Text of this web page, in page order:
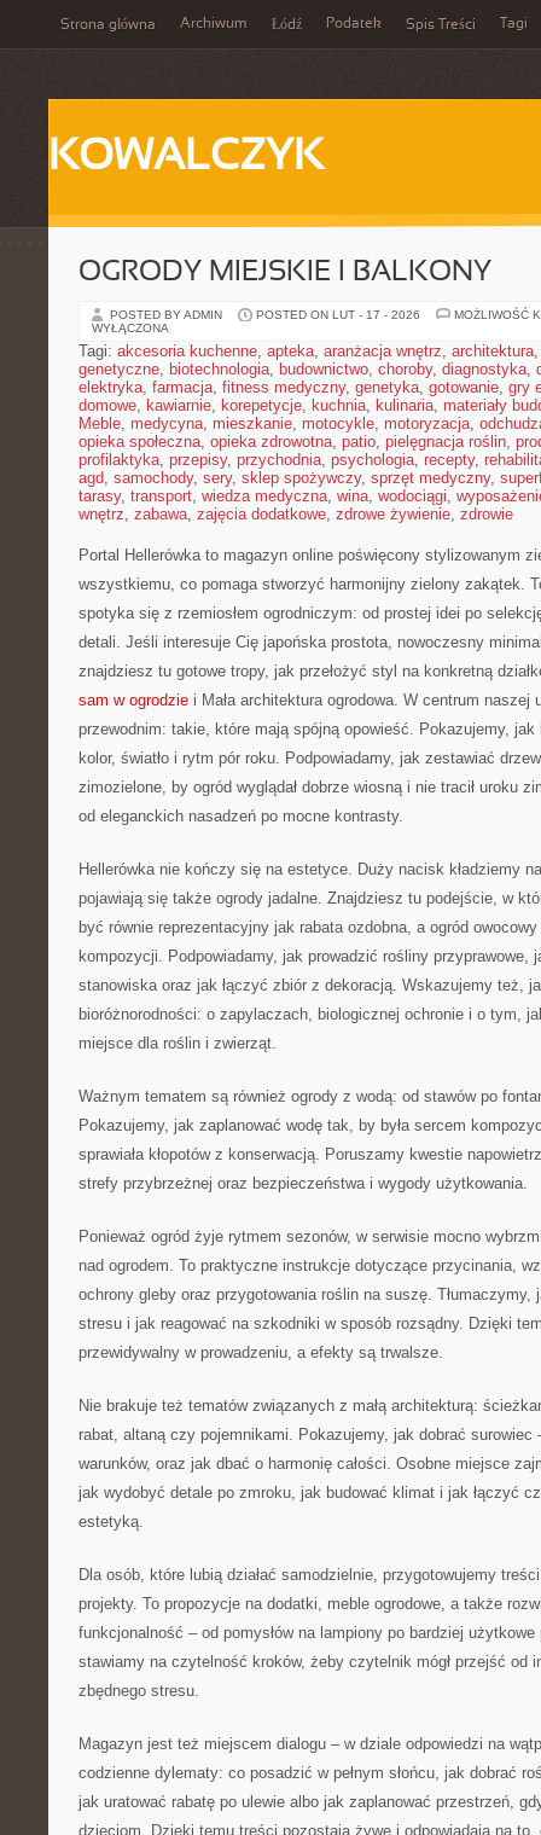
Strona główna Archiwum Łódź Podatek Spis Treści Tagi
KOWALCZYK
OGRODY MIEJSKIE I BALKONY
POSTED BY ADMIN POSTED ON LUT - 17 - 2026
MOŻLIWOŚĆ
WYŁĄCZONA
Tagi: akcesoria kuchenne, apteka, aranżacja wnętrz, architektura
genetyczne, biotechnologia, budownictwo, choroby, diagnostyka,
elektryka, farmacja, fitness medyczny, genetyka, gotowanie, gry
domowe, kawiarnie, korepetycje, kuchnia, kulinaria, materiały
Meble, medycyna, mieszkanie, motocykle, motoryzacja,
opieka społeczna, opieka zdrowotna, patio, pielęgnacja roślin,
profilaktyka, przepisy, przychodnia, psychologia, recepty,
agd, samochody, sery, sklep spożywczy, sprzęt medyczny,
tarasy, transport, wiedza medyczna, wina, wodociągi,
wnętrz, zabawa, zajęcia dodatkowe, zdrowe żywienie, zdrowie
Portal Hellerówka to magazyn online poświęcony stylizowanym
wszystkiemu, co pomaga stworzyć harmonijny zielony zakątek.
spotyka się z rzemiosłem ogrodniczym: od prostej idei po
detali. Jeśli interesuje Cię japońska prostota, nowoczesny
znajdziesz tu gotowe tropy, jak przełożyć styl na konkretną
sam w ogrodzie i Mała architektura ogrodowa. W centrum naszej
przewodnim: takie, które mają spójną opowieść. Pokazujemy,
kolor, światło i rytm pór roku. Podpowiadamy, jak zestawiać
zimozielone, by ogród wyglądał dobrze wiosną i nie tracił uroku
od eleganckich nasadzeń po mocne kontrasty.
Hellerówka nie kończy się na estetyce. Duży nacisk kładziemy
pojawiają się także ogrody jadalne. Znajdziesz tu podejście, w
być równie reprezentacyjny jak rabata ozdobna, a ogród
kompozycji. Podpowiadamy, jak prowadzić rośliny przyprawowe,
stanowiska oraz jak łączyć zbiór z dekoracją. Wskazujemy też,
bioróżnorodności: o zapylaczach, biologicznej ochronie i o tym,
miejsce dla roślin i zwierząt.
Ważnym tematem są również ogrody z wodą: od stawów po
Pokazujemy, jak zaplanować wodę tak, by była sercem
sprawiała kłopotów z konserwacją. Poruszamy kwestie
strefy przybrzeżnej oraz bezpieczeństwa i wygody użytkowania.
Ponieważ ogród żyje rytmem sezonów, w serwisie mocno
nad ogrodem. To praktyczne instrukcje dotyczące przycinania,
ochrony gleby oraz przygotowania roślin na suszę. Tłumaczymy,
stresu i jak reagować na szkodniki w sposób rozsądny. Dzięki
przewidywalny w prowadzeniu, a efekty są trwalsze.
Nie brakuje też tematów związanych z małą architekturą:
rabat, altaną czy pojemnikami. Pokazujemy, jak dobrać surowiec
warunków, oraz jak dbać o harmonię całości. Osobne miejsce
jak wydobyć detale po zmroku, jak budować klimat i jak łączyć
estetyką.
Dla osób, które lubią działać samodzielnie, przygotowujemy
projekty. To propozycje na dodatki, meble ogrodowe, a także
funkcjonalność – od pomysłów na lampiony po bardziej
stawiamy na czytelność kroków, żeby czytelnik mógł przejść od
zbędnego stresu.
Magazyn jest też miejscem dialogu – w dziale odpowiedzi na
codzienne dylematy: co posadzić w pełnym słońcu, jak dobrać
jak uratować rabatę po ulewie albo jak zaplanować przestrzeń,
dzieciom. Dzięki temu treści pozostają żywe i odpowiadają na